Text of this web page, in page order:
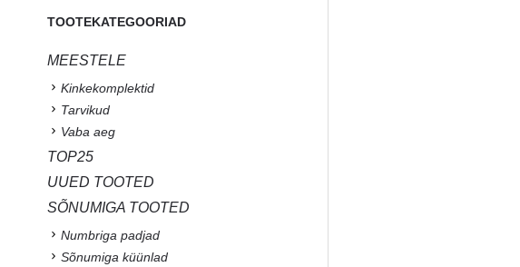
TOOTEKATEGOORIAD
MEESTELE
Kinkekomplektid
Tarvikud
Vaba aeg
TOP25
UUED TOOTED
SÕNUMIGA TOOTED
Numbriga padjad
Sõnumiga küünlad